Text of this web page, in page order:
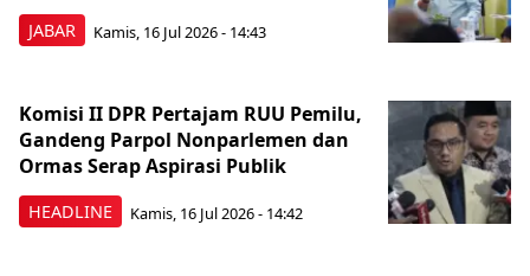
JABAR Kamis, 16 Jul 2026 - 14:43
HEADLINE
Komisi II DPR Pertajam RUU Pemilu,
Gandeng Parpol Nonparlemen dan
Ormas Serap Aspirasi Publik
Kamis, 16 Jul 2026 - 14:42